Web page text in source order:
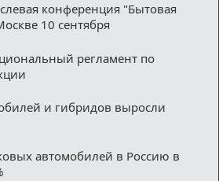
конференция "Бытовая
10 сентября
регламент по
и гибридов выросли
автомобилей в Россию в